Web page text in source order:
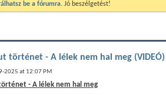
be a fórumra. Jó beszélgetést!
történet - A lélek nem hal meg (VIDEÓ)
2025 at 12:07 PM
- A lélek nem hal meg